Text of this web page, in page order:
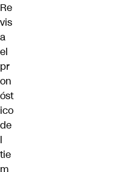
Re
vis
a
el
pr
on
óst
ico
de
l
tie